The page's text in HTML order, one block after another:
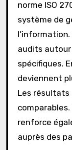
norme ISO
système de
audits
spécifiques.
deviennent
Les résultats
renforce
auprès des